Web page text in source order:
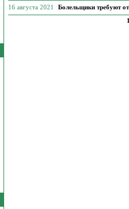
16 августа 2021 Болельщики требуют